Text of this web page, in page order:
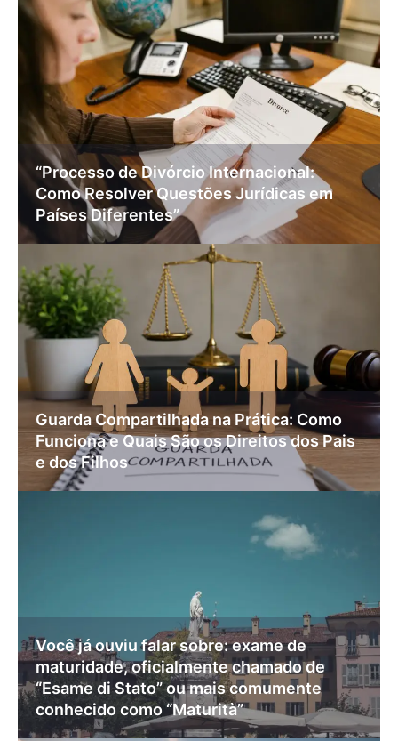
“Processo de Divórcio Internacional:
Como Resolver Questões Jurídicas em
Países Diferentes”
Guarda Compartilhada na Prática: Como
Funciona e Quais São os Direitos dos Pais
e dos Filhos
Você já ouviu falar sobre: exame de
maturidade, oficialmente chamado de
“Esame di Stato” ou mais comumente
conhecido como “Maturità”